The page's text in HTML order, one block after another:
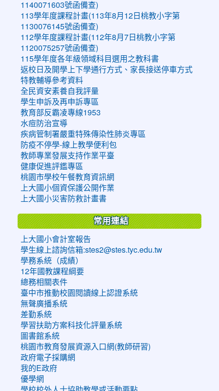
1140071603號函備查)
113學年度課程計畫(113年8月12日桃教小字第
1130076145號函備查)
112學年度課程計畫(112年8月7日桃教小字第
1120075257號函備查)
115學年度各年級領域科目選用之教科書
返校日及開學上下學通行方式、家長接送停車方式
特教輔導參考資料
全民資安素養自我評量
學生申訴及再申訴專區
教育部反霸凌專線1953
水痘防治宣導
疾病管制署嚴重特殊傳染性肺炎專區
防疫不停學-線上教學便利包
教師專業發展支持作業平臺
健康促進評鑑專區
桃園市學校午餐教育資訊網
上大國小個資保護公開作業
上大國小災害防救計畫書
常用連結
上大國小會計室報告
學生線上諮詢信箱:stes2@stes.tyc.edu.tw
學務系統（成績）
12年國教課程綱要
總務相關表件
臺中市推動校園閱讀線上認證系統
無聲廣播系統
差勤系統
學習扶助方案科技化評量系統
圖書館系統
桃園市教育發展資源入口網(教師研習)
政府電子採購網
我的E政府
優學網